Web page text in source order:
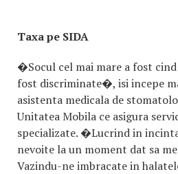
Taxa pe SIDA
�Socul cel mai mare a fost
fost discriminate�, isi incepe
asistenta medicala de
Unitatea Mobila ce asigura
specializate. �Lucrind in
nevoite la un moment dat sa
Vazindu-ne imbracate in